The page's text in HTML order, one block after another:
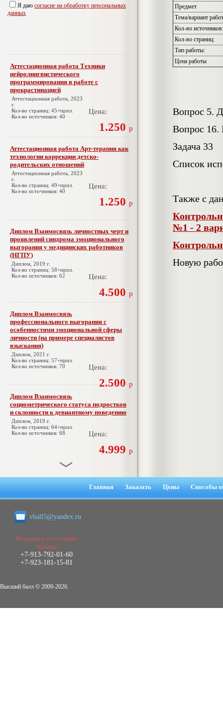
Я даю согласие на обработку персональных
данных
Аттестационная работа Техники
нейролингвистического
программирования в работе с
прокрастинацией
Аттестационная работа, 2023
г.
Кол-во страниц: 45+прил.
Кол-во источников: 40
Цена:
1.250 р
Аттестационная работа Арт-терапия как
технологии коррекции детско-
родительских отношений
Аттестационная работа, 2023
г.
Кол-во страниц: 49+прил.
Кол-во источников: 40
Цена:
1.250 р
Диплом Взаимосвязь личностных черт и
проявлений синдрома эмоционального
выгорания у медицинских работников
(НГПУ)
Диплом, 2019 г.
Кол-во страниц: 58+прил.
Кол-во источников: 62
Цена:
4.500 р
Диплом Взаимосвязь
профессионального выгорания с
особенностями эмоциональной сферы
личности (на примере специалистов
взыскания)
Диплом, 2021 г.
Кол-во страниц: 57+прил.
Кол-во источников: 70
Цена:
2.500 р
Диплом Взаимосвязь
социометрического статуса подростков
и склонности к девиантному поведению
Диплом, 2019 г.
Кол-во страниц: 64+прил.
Кол-во источников: 68
Цена:
4.999 р
Диплом Взаимосвязь эмпатии и
негативных эмоциональных состояний
Диплом, 2021 г.
Кол-во страниц: 51+прил.
Кол-во источников: 77
Диплом Виндикационный иск
Предмет
Тема/вариант
Кол-во источников:
Кол-во страниц:
Тип работы:
Цена работы
Вопрос 5.
Вопрос 16.
Задача 33
Список
Также с
№1 - 2
Новую
Главная Заказать Цены Способы
vball5@yandex.ru
Менеджер по он-лайн
заказам
+7-913-792-01-60
+7-923-181-15-81
Высший балл © 2009-2026.